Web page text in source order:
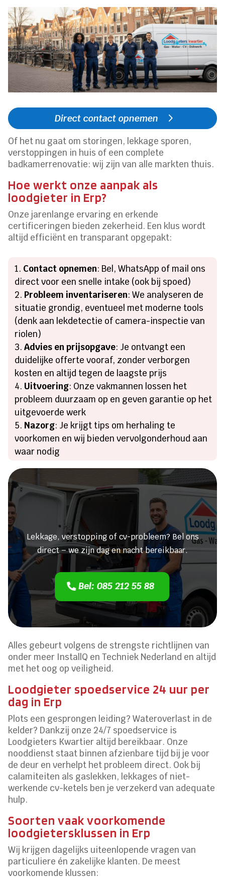
Direct contact opnemen
Of het nu gaat om storingen, lekkage sporen,
verstoppingen in huis of een complete
badkamerrenovatie: wij zijn van alle markten thuis.
Hoe werkt onze aanpak als
loodgieter in Erp?
Onze jarenlange ervaring en erkende
certificeringen bieden zekerheid. Een klus wordt
altijd efficiënt en transparant opgepakt:
Contact opnemen: Bel, WhatsApp of mail ons
direct voor een snelle intake (ook bij spoed)
Probleem inventariseren: We analyseren de
situatie grondig, eventueel met moderne tools
(denk aan lekdetectie of camera-inspectie van
riolen)
Advies en prijsopgave: Je ontvangt een
duidelijke offerte vooraf, zonder verborgen
kosten en altijd tegen de laagste prijs
Uitvoering: Onze vakmannen lossen het
probleem duurzaam op en geven garantie op het
uitgevoerde werk
Nazorg: Je krijgt tips om herhaling te
voorkomen en wij bieden vervolgonderhoud aan
waar nodig
Heeft u een lekkage of een
verstopping?
Lekkage, verstopping of cv-probleem? Bel ons
direct – we zijn dag en nacht bereikbaar.
Bel: 085 212 55 88
Alles gebeurt volgens de strengste richtlijnen van
onder meer InstallQ en Techniek Nederland en altijd
met het oog op veiligheid.
Loodgieter spoedservice 24 uur per
dag in Erp
Plots een gesprongen leiding? Wateroverlast in de
kelder? Dankzij onze 24/7 spoedservice is
Loodgieters Kwartier altijd bereikbaar. Onze
nooddienst staat binnen afzienbare tijd bij je voor
de deur en verhelpt het probleem direct. Ook bij
calamiteiten als gaslekken, lekkages of niet-
werkende cv-ketels ben je verzekerd van adequate
hulp.
Soorten vaak voorkomende
loodgietersklussen in Erp
Wij krijgen dagelijks uiteenlopende vragen van
particuliere én zakelijke klanten. De meest
voorkomende klussen: